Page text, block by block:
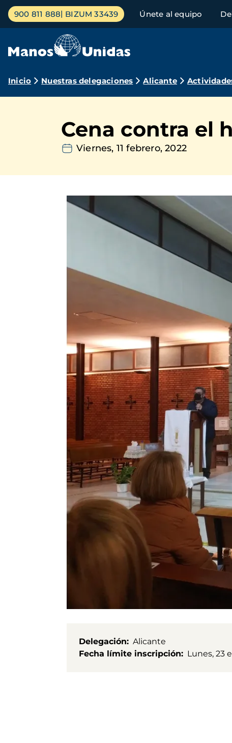
Pasar
contenido
Menú
principal
900 811 888 BIZUM 33439 Únete al equipo
Ruta
navegación
Inicio Nuestras delegaciones Alicante
Cena contra el
Viernes, 11 febrero, 2022
Delegación
Alicante
Fecha límite inscripción
Lunes, 23